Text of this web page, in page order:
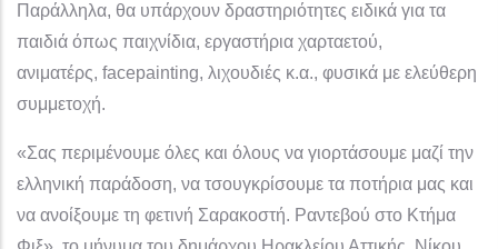
Παράλληλα, θα υπάρχουν δραστηριότητες ειδικά για τα
παιδιά όπως παιχνίδια, εργαστήρια χαρταετού,
ανιματέρς, facepainting, λιχουδιές κ.α., φυσικά με ελεύθερη
συμμετοχή.
«Σας περιμένουμε όλες και όλους να γιορτάσουμε μαζί την
ελληνική παράδοση, να τσουγκρίσουμε τα ποτήρια μας και
να ανοίξουμε τη φετινή Σαρακοστή. Ραντεβού στο Κτήμα